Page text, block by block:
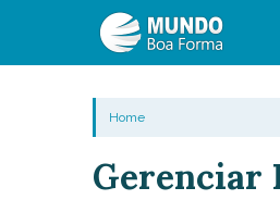
Home
Gerenciar